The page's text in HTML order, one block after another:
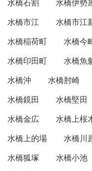
水橋石割
水橋伊勢
水橋市江
水橋市江
水橋稲荷町
水橋今
水橋印田町
水橋魚
水橋沖
水橋肘崎
水橋鏡田
水橋堅田
水橋金広
水橋上桜
水橋上的場
水橋川
水橋狐塚
水橋小池